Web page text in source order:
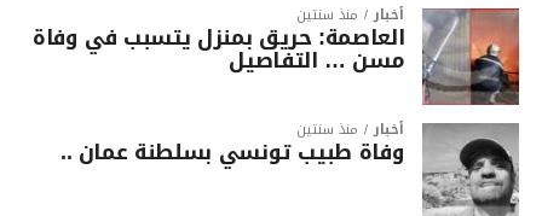
أخبار منذ سنتين
العاصمة: حريق بمنزل يتسبب في وفاة
مسن … التفاصيل
أخبار منذ سنتين
وفاة طبيب تونسي بسلطنة عمان ..